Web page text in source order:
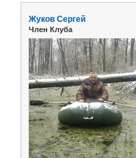
Жуков Сергей
Член Клуба